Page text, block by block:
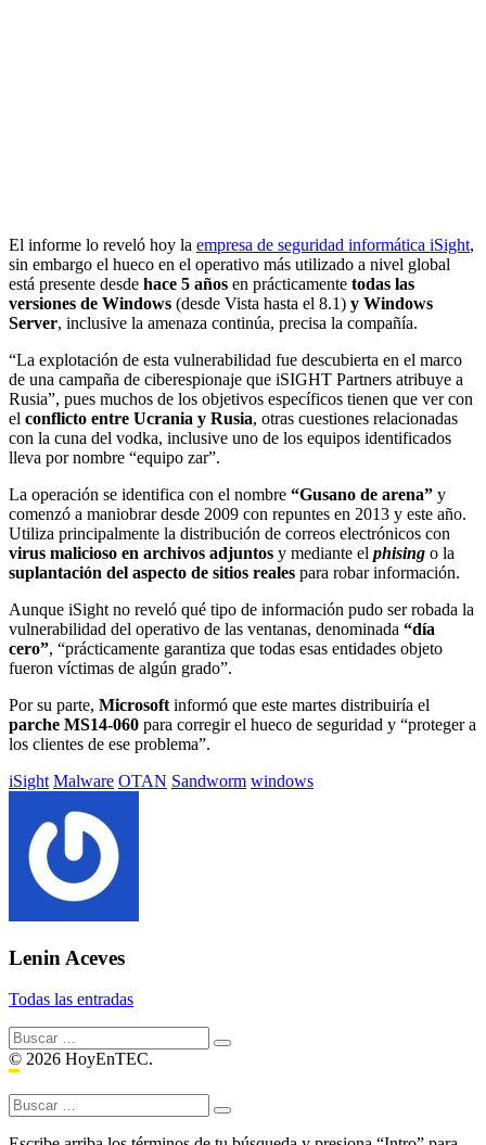
El informe lo reveló hoy la empresa de seguridad informática iSight,
sin embargo el hueco en el operativo más utilizado a nivel global
está presente desde hace 5 años en prácticamente todas las
versiones de Windows (desde Vista hasta el 8.1) y Windows
Server, inclusive la amenaza continúa, precisa la compañía.
“La explotación de esta vulnerabilidad fue descubierta en el marco
de una campaña de ciberespionaje que iSIGHT Partners atribuye a
Rusia”, pues muchos de los objetivos específicos tienen que ver con
el conflicto entre Ucrania y Rusia, otras cuestiones relacionadas
con la cuna del vodka, inclusive uno de los equipos identificados
lleva por nombre “equipo zar”.
La operación se identifica con el nombre “Gusano de arena” y
comenzó a maniobrar desde 2009 con repuntes en 2013 y este año.
Utiliza principalmente la distribución de correos electrónicos con
virus malicioso en archivos adjuntos y mediante el phising o la
suplantación del aspecto de sitios reales para robar información.
Aunque iSight no reveló qué tipo de información pudo ser robada la
vulnerabilidad del operativo de las ventanas, denominada “día
cero”, “prácticamente garantiza que todas esas entidades objeto
fueron víctimas de algún grado”.
Por su parte, Microsoft informó que este martes distribuiría el
parche MS14-060 para corregir el hueco de seguridad y “proteger a
los clientes de ese problema”.
Etiquetado
iSight Malware OTAN Sandworm windows
Lenin Aceves
Todas las entradas
Buscar:
© 2026 HoyEnTEC.
Buscar: